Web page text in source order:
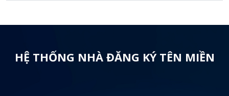
HỆ THỐNG NHÀ ĐĂNG KÝ TÊN MIỀN